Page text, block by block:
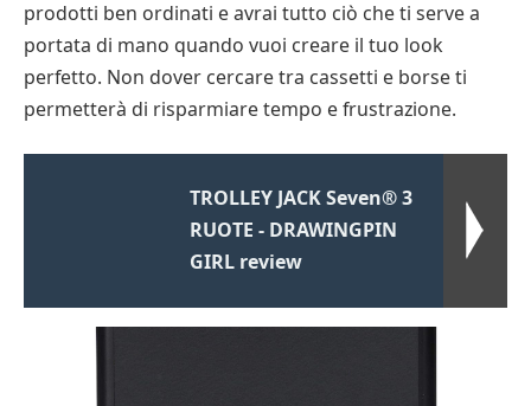
prodotti ben ordinati e avrai tutto ciò che ti serve a
portata di mano quando vuoi creare il tuo look
perfetto. Non dover cercare tra cassetti e borse ti
permetterà di risparmiare tempo e frustrazione.
TROLLEY JACK Seven® 3
RUOTE - DRAWINGPIN
GIRL review